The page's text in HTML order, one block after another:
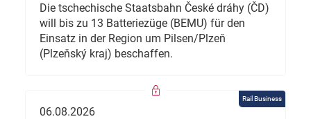
Die tschechische Staatsbahn České dráhy (ČD)
will bis zu 13 Batteriezüge (BEMU) für den
Einsatz in der Region um Pilsen/Plzeň
(Plzeňský kraj) beschaffen.
Rail Business
06.08.2026